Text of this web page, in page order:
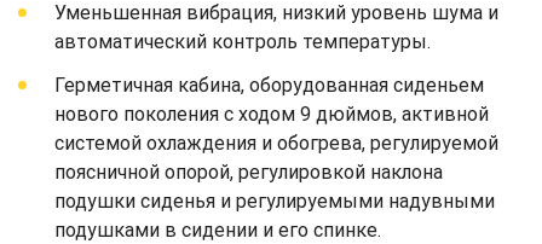
Уменьшенная вибрация, низкий уровень шума и
автоматический контроль температуры.
Герметичная кабина, оборудованная сиденьем
нового поколения с ходом 9 дюймов, активной
системой охлаждения и обогрева, регулируемой
поясничной опорой, регулировкой наклона
подушки сиденья и регулируемыми надувными
подушками в сидении и его спинке.